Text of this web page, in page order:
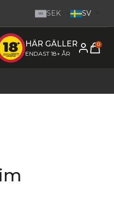
SEK SEK SV
HÄR GÄLLER
ENDAST 18+ ÅR
0